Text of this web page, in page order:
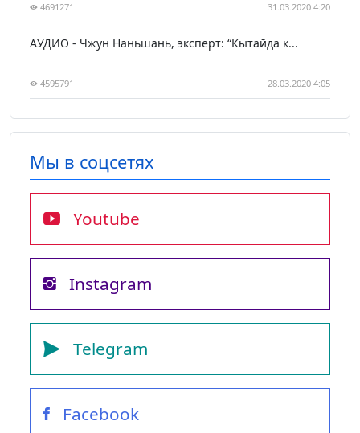
4691271 31.03.2020 4:20
АУДИО - Чжун Наньшань, эксперт: “Кытайда к...
4595791 28.03.2020 4:05
Мы в соцсетях
Youtube
Instagram
Telegram
Facebook